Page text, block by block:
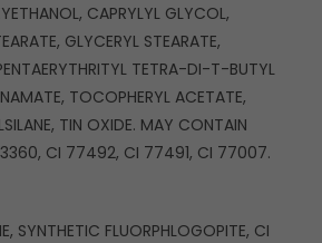
CAPRYLYL GLYCOL,
GLYCERYL STEARATE,
TETRA-DI-T-BUTYL
TOCOPHERYL ACETATE,
TIN OXIDE. MAY CONTAIN
CI 77492, CI 77491, CI 77007.
SYNTHETIC FLUORPHLOGOPITE, CI